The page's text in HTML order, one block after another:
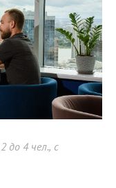
до 4 чел., с